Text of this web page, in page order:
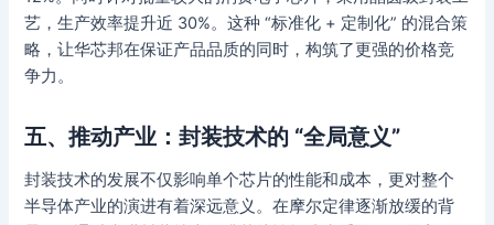
艺，生产效率提升近 30%。这种 “标准化 + 定制化” 的混合策
略，让华芯邦在保证产品品质的同时，构筑了更强的价格竞
争力。
五、推动产业：封装技术的 “全局意义”
封装技术的发展不仅影响单个芯片的性能和成本，更对整个
半导体产业的演进有着深远意义。在摩尔定律逐渐放缓的背